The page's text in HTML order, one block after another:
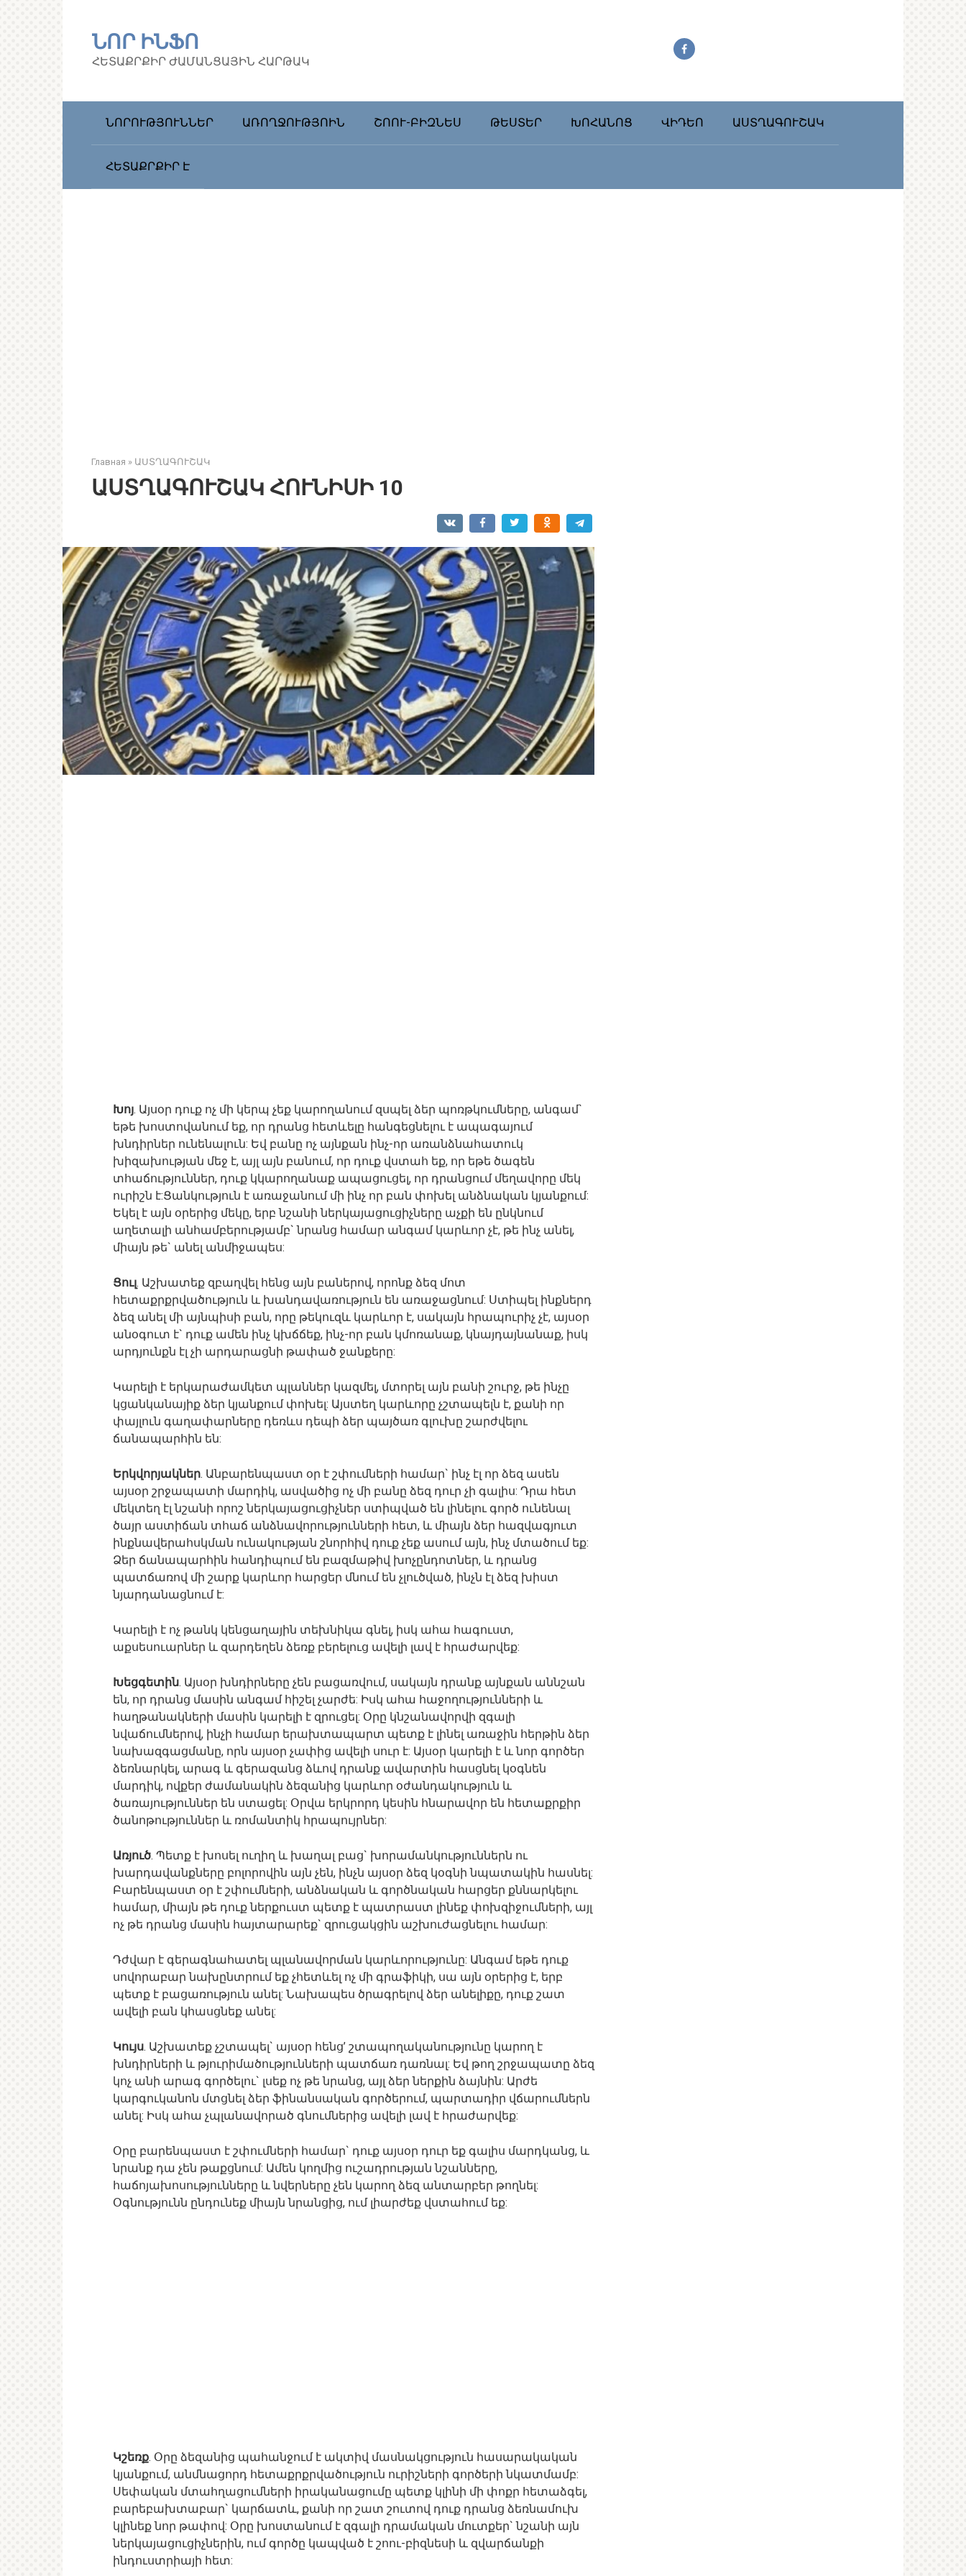
ՆՈՐ ԻՆՖՈ
ՀԵՏԱՔՐՔԻՐ ԺԱՄԱՆՑԱՅԻՆ ՀԱՐԹԱԿ
ՆՈՐՈՒԹՅՈՒՆՆԵՐ ԱՌՈՂՋՈՒԹՅՈԻՆ ՇՈՈՒ-ԲԻԶՆԵՍ ԹԵՍՏԵՐ ԽՈՀԱՆՈՑ ՎԻԴԵՈ ԱՍՏՂԱԳՈՒՇԱԿ
ՀԵՏԱՔՐՔԻՐ Է
Главная » ԱՍՏՂԱԳՈՒՇԱԿ
ԱՍՏՂԱԳՈՒՇԱԿ ՀՈՒՆԻՍԻ 10
Խոյ. Այսօր դուք ոչ մի կերպ չեք կարողանում զսպել ձեր պոռթկումները, անգամ`
եթե խոստովանում եք, որ դրանց հետևելը հանգեցնելու է ապագայում
խնդիրներ ունենալուն: Եվ բանը ոչ այնքան ինչ-որ առանձնահատուկ
խիզախության մեջ է, այլ այն բանում, որ դուք վստահ եք, որ եթե ծագեն
տհաճություններ, դուք կկարողանաք ապացուցել, որ դրանցում մեղավորը մեկ
ուրիշն է:Ցանկություն է առաջանում մի ինչ որ բան փոխել անձնական կյանքում:
Եկել է այն օրերից մեկը, երբ նշանի ներկայացուցիչները աչքի են ընկնում
աղետալի անհամբերությամբ` նրանց համար անգամ կարևոր չէ, թե ինչ անել,
միայն թե` անել անմիջապես:
Ցուլ. Աշխատեք զբաղվել հենց այն բաներով, որոնք ձեզ մոտ
հետաքրքրվածություն և խանդավառություն են առաջացնում: Ստիպել ինքներդ
ձեզ անել մի այնպիսի բան, որը թեկուզև կարևոր է, սակայն հրապուրիչ չէ, այսօր
անօգուտ է` դուք ամեն ինչ կխճճեք, ինչ-որ բան կմոռանաք, կնայդայնանաք, իսկ
արդյունքն էլ չի արդարացնի թափած ջանքերը:
Կարելի է երկարաժամկետ պլաններ կազմել, մտորել այն բանի շուրջ, թե ինչը
կցանկանայիք ձեր կյանքում փոխել: Այստեղ կարևորը չշտապելն է, քանի որ
փայլուն գաղափարները դեռևս դեպի ձեր պայծառ գլուխը շարժվելու
ճանապարհին են:
Երկվորյակներ. Անբարենպաստ օր է շփումների համար` ինչ էլ որ ձեզ ասեն
այսօր շրջապատի մարդիկ, ասվածից ոչ մի բանը ձեզ դուր չի գալիս: Դրա հետ
մեկտեղ էլ նշանի որոշ ներկայացուցիչներ ստիպված են լինելու գործ ունենալ
ծայր աստիճան տհաճ անձնավորությունների հետ, և միայն ձեր հազվագյուտ
ինքնավերահսկման ունակության շնորհիվ դուք չեք ասում այն, ինչ մտածում եք:
Ձեր ճանապարհին հանդիպում են բազմաթիվ խոչընդոտներ, և դրանց
պատճառով մի շարք կարևոր հարցեր մնում են չլուծված, ինչն էլ ձեզ խիստ
նյարդանացնում է:
Կարելի է ոչ թանկ կենցաղային տեխնիկա գնել, իսկ ահա հագուստ,
աքսեսուարներ և զարդեղեն ձեռք բերելուց ավելի լավ է հրաժարվեք:
Խեցգետին. Այսօր խնդիրները չեն բացառվում, սակայն դրանք այնքան աննշան
են, որ դրանց մասին անգամ հիշել չարժե: Իսկ ահա հաջողությունների և
հաղթանակների մասին կարելի է զրուցել: Օրը կնշանավորվի զգալի
նվաճումներով, ինչի համար երախտապարտ պետք է լինել առաջին հերթին ձեր
նախազգացմանը, որն այսօր չափից ավելի սուր է: Այսօր կարելի է և նոր գործեր
ձեռնարկել, արագ և գերազանց ձևով դրանք ավարտին հասցնել կօգնեն
մարդիկ, ովքեր ժամանակին ձեզանից կարևոր օժանդակություն և
ծառայություններ են ստացել: Օրվա երկրորդ կեսին հնարավոր են հետաքրքիր
ծանոթություններ և ռոմանտիկ հրապույրներ:
Առյուծ. Պետք է խոսել ուղիղ և խաղալ բաց` խորամանկություններն ու
խարդավանքները բոլորովին այն չեն, ինչն այսօր ձեզ կօգնի նպատակին հասնել:
Բարենպաստ օր է շփումների, անձնական և գործնական հարցեր քննարկելու
համար, միայն թե դուք ներքուստ պետք է պատրաստ լինեք փոխզիջումների, այլ
ոչ թե դրանց մասին հայտարարեք` զրուցակցին աշխուժացնելու համար:
Դժվար է գերագնահատել պլանավորման կարևորությունը: Անգամ եթե դուք
սովորաբար նախընտրում եք չհետևել ոչ մի գրաֆիկի, սա այն օրերից է, երբ
պետք է բացառություն անել: Նախապես ծրագրելով ձեր անելիքը, դուք շատ
ավելի բան կհասցնեք անել:
Կույս. Աշխատեք չշտապել` այսօր հենց’ շտապողականությունը կարող է
խնդիրների և թյուրիմածությունների պատճառ դառնալ: Եվ թող շրջապատը ձեզ
կոչ անի արագ գործելու` լսեք ոչ թե նրանց, այլ ձեր ներքին ձայնին: Արժե
կարգուկանոն մտցնել ձեր ֆինանսական գործերում, պարտադիր վճարումներն
անել: Իսկ ահա չպլանավորած գնումներից ավելի լավ է հրաժարվեք:
Օրը բարենպաստ է շփումների համար` դուք այսօր դուր եք գալիս մարդկանց, և
նրանք դա չեն թաքցնում: Ամեն կողմից ուշադրության նշանները,
հաճոյախոսությունները և նվերները չեն կարող ձեզ անտարբեր թողնել:
Օգնությունն ընդունեք միայն նրանցից, ում լիարժեք վստահում եք:
Կշեռք. Օրը ձեզանից պահանջում է ակտիվ մասնակցություն հասարակական
կյանքում, անմնացորդ հետաքրքրվածություն ուրիշների գործերի նկատմամբ:
Սեփական մտահղացումների իրականացումը պետք կլինի մի փոքր հետաձգել,
բարեբախտաբար` կարճատև, քանի որ շատ շուտով դուք դրանց ձեռնամուխ
կլինեք նոր թափով: Օրը խոստանում է զգալի դրամական մուտքեր` նշանի այն
ներկայացուցիչներին, ում գործը կապված է շոու-բիզնեսի և զվարճանքի
ինդուստրիայի հետ: